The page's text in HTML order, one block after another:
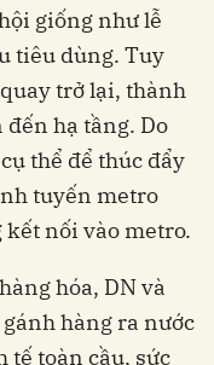
giống như lễ
tiêu dùng. Tuy
trở lại, thành
hạ tầng. Do
thể để thúc đẩy
tuyến metro
nối vào metro.
hóa, DN và
hàng ra nước
tế toàn cầu, sức